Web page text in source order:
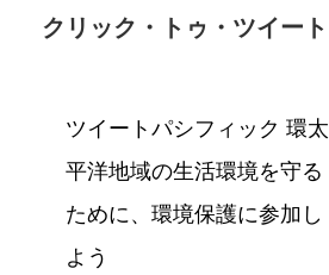
クリック・トゥ・ツイート
ツイートパシフィック 環太
平洋地域の生活環境を守る
ために、環境保護に参加し
よう